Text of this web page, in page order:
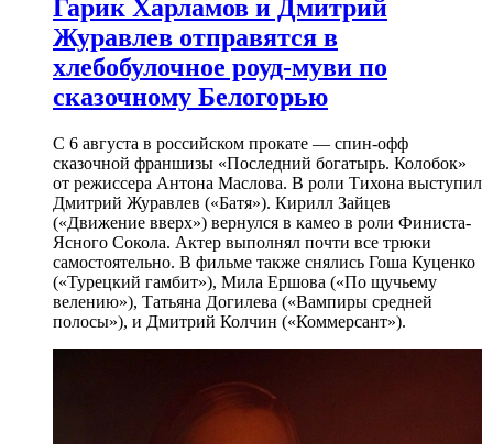
Гарик Харламов и Дмитрий
Журавлев отправятся в
хлебобулочное роуд-муви по
сказочному Белогорью
С 6 августа в российском прокате — спин-офф
сказочной франшизы «Последний богатырь. Колобок»
от режиссера Антона Маслова. В роли Тихона выступил
Дмитрий Журавлев («Батя»). Кирилл Зайцев
(«Движение вверх») вернулся в камео в роли Финиста-
Ясного Сокола. Актер выполнял почти все трюки
самостоятельно. В фильме также снялись Гоша Куценко
(«Турецкий гамбит»), Мила Ершова («По щучьему
велению»), Татьяна Догилева («Вампиры средней
полосы»), и Дмитрий Колчин («Коммерсант»).